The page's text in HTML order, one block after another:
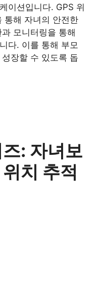
이션입니다. GPS 위
통해 자녀의 안전한
모니터링을 통해
다. 이를 통해 부모
장할 수 있도록 돕
: 자녀보
치 추적